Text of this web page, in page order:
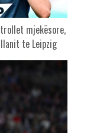
mjekësore,
te Leipzig